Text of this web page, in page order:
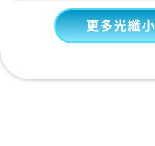
更多光纖